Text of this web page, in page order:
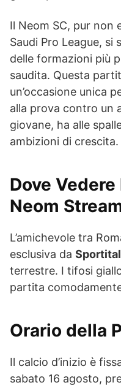
Il Neom SC, pur non
Saudi Pro League, si
delle formazioni più
saudita. Questa
un’occasione unica
alla prova contro un
giovane, ha alle
ambizioni di crescita.
Dove
Neom
L’amichevole tra
esclusiva da
terrestre. I tifosi
partita
Orario della
Il calcio d’inizio è
sabato 16 agosto,